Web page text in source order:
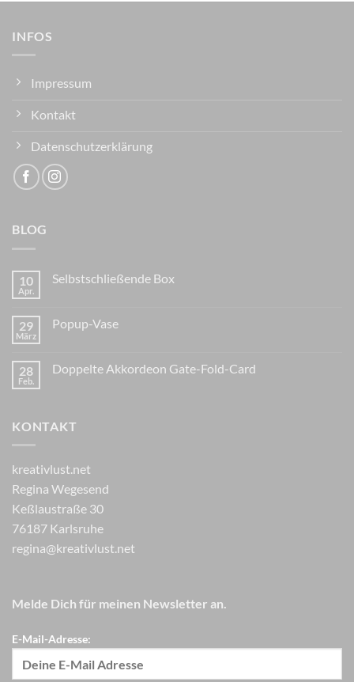
INFOS
Impressum
Kontakt
Datenschutzerklärung
BLOG
10
Apr.
Selbstschließende Box
29
März
Popup-Vase
28
Feb.
Doppelte Akkordeon Gate-Fold-Card
KONTAKT
kreativlust.net
Regina Wegesend
Keßlaustraße 30
76187 Karlsruhe
regina@kreativlust.net
Melde Dich für meinen Newsletter an.
E-Mail-Adresse: